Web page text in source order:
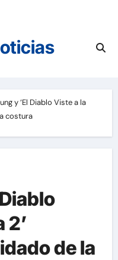
y ‘El Diablo Viste a la
costura
2’
de la